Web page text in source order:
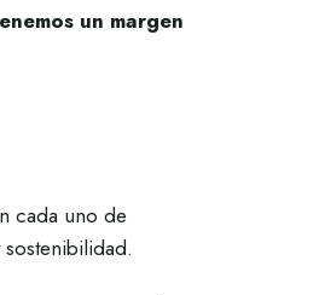
un margen
cada uno de